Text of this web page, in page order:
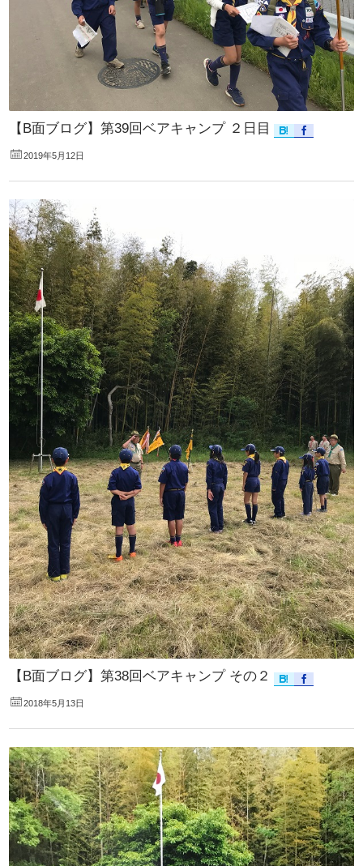
【B面ブログ】第39回ベアキャンプ ２日目
2019年5月12日
【B面ブログ】第38回ベアキャンプ その２
2018年5月13日